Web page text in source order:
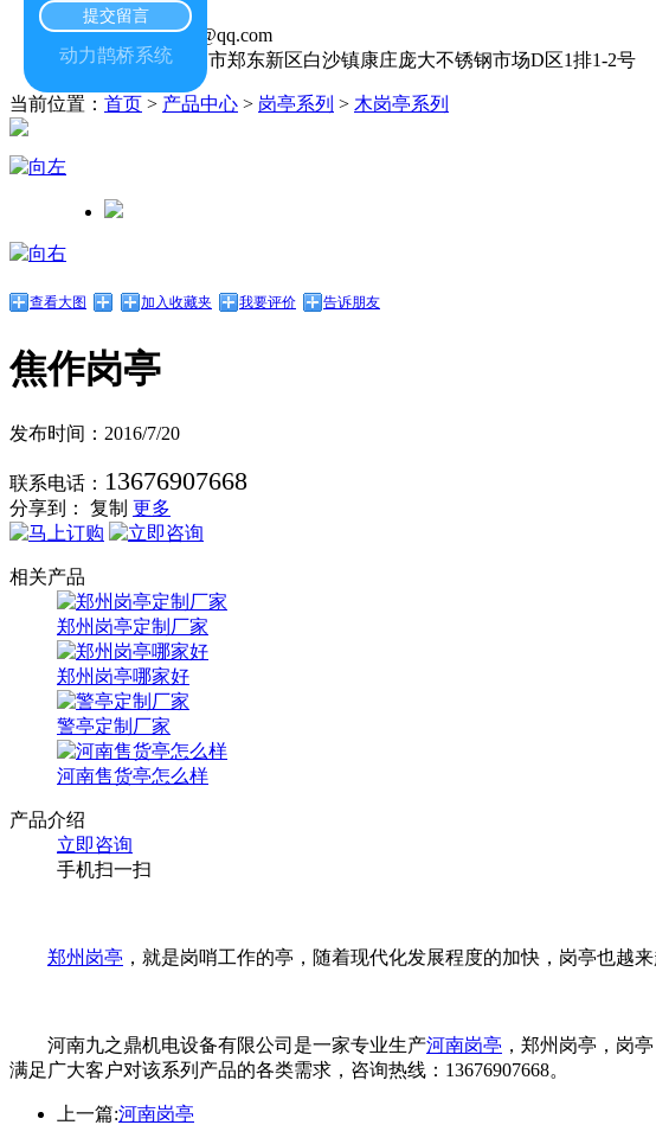
13676907668
邮箱：375626400@qq.com
地址：河南省郑州市郑东新区白沙镇康庄庞大不锈钢市场D区1排1-2号
当前位置： 首页 > 产品中心 > 岗亭系列 > 木岗亭系列
查看大图 加入收藏夹 我要评价 告诉朋友
焦作岗亭
发布时间：2016/7/20
联系电话： 13676907668
分享到： 复制 更多
相关产品
郑州岗亭定制厂家
郑州岗亭哪家好
警亭定制厂家
河南售货亭怎么样
产品介绍
立即咨询
手机扫一扫
郑州岗亭 ，就是岗哨工作的亭，随着现代化发展程度的加快，岗亭也越
河南九之鼎机电设备有限公司是一家专业生产河南岗亭 ，郑州岗亭，岗
满足广大客户对该系列产品的各类需求，咨询热线：13676907668。
上一篇:河南岗亭
提交留言
动力鹊桥系统